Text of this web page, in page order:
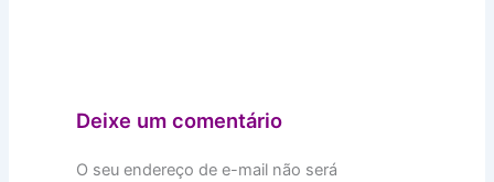
Deixe um comentário
O seu endereço de e-mail não será